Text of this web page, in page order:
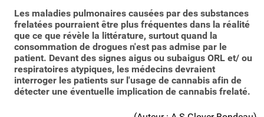
Les maladies pulmonaires causées par des substances
frelatées pourraient être plus fréquentes dans la réalité
que ce que révèle la littérature, surtout quand la
consommation de drogues n'est pas admise par le
patient. Devant des signes aigus ou subaigus ORL et/ ou
respiratoires atypiques, les médecins devraient
interroger les patients sur l'usage de cannabis afin de
détecter une éventuelle implication de cannabis frelaté.